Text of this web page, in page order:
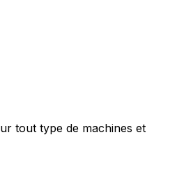
tout type de machines et